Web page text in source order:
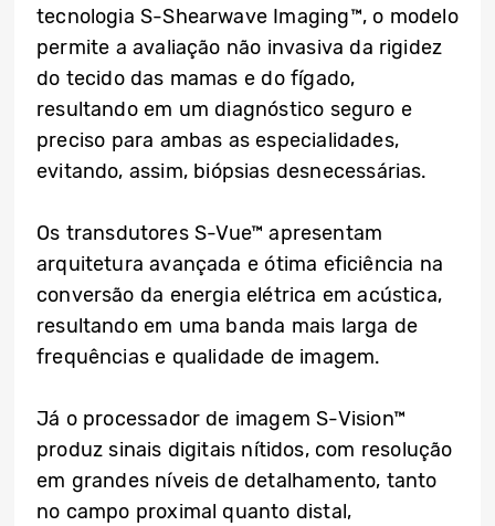
tecnologia S-Shearwave Imaging™, o modelo
permite a avaliação não invasiva da rigidez
do tecido das mamas e do fígado,
resultando em um diagnóstico seguro e
preciso para ambas as especialidades,
evitando, assim, biópsias desnecessárias.
Os transdutores S-Vue™ apresentam
arquitetura avançada e ótima eficiência na
conversão da energia elétrica em acústica,
resultando em uma banda mais larga de
frequências e qualidade de imagem.
Já o processador de imagem S-Vision™
produz sinais digitais nítidos, com resolução
em grandes níveis de detalhamento, tanto
no campo proximal quanto distal,